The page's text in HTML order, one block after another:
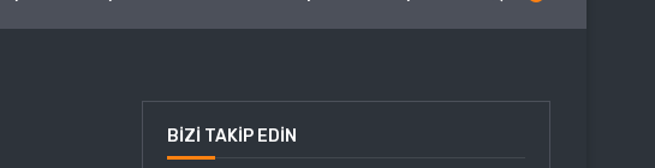
BIZI TAKIP EDIN